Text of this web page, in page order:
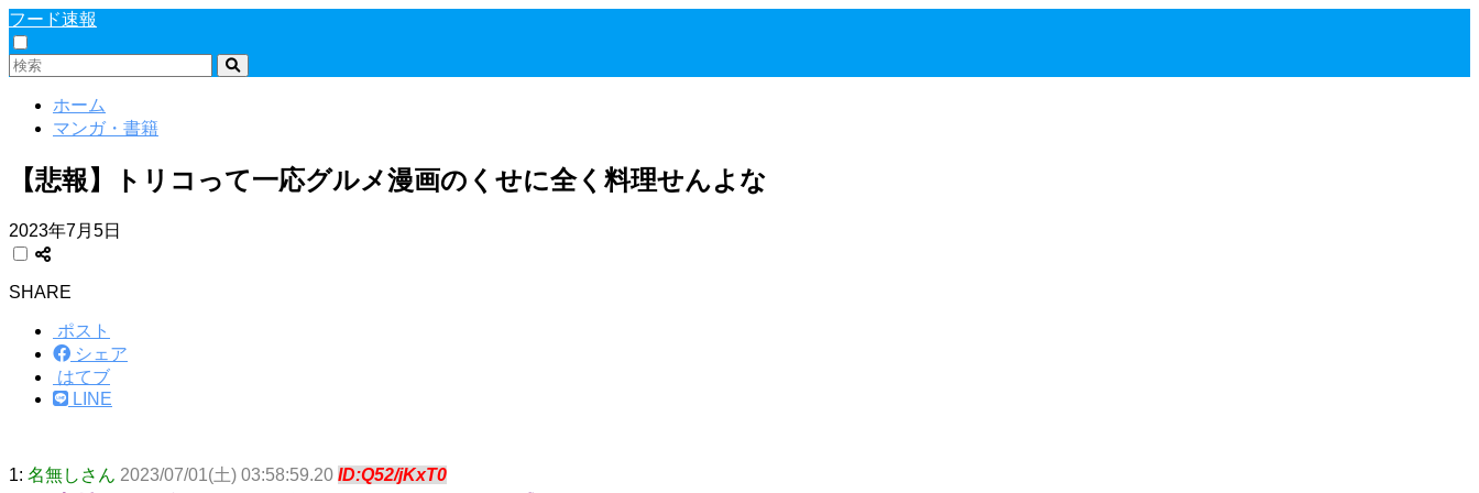
フード速報
ホーム
マンガ・書籍
【悲報】トリコって一応グルメ漫画のくせに全く料理せんよな
2023年7月5日
SHARE
ポスト
シェア
はてブ
LINE
1: 名無しさん 2023/07/01(土) 03:58:59.20 ID:Q52/jKxT0